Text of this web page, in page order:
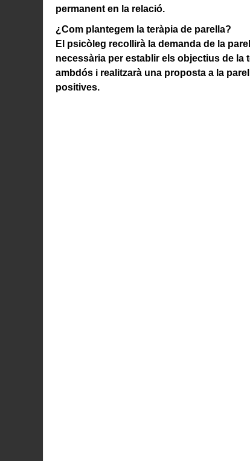
permanent en la relació.
¿Com plantegem la teràpia de parella?
El psicòleg recollirà la demanda de la
necessària per establir els objectius de la
ambdós i realitzarà una proposta a la
positives.